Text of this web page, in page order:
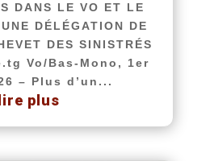
DANS LE VO ET LE
DÉLÉGATION DE
DES SINISTRÉS
Vo/Bas-Mono, 1er
– Plus d’un...
lire plus